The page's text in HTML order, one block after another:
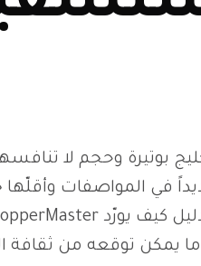
والدش
بوتيرة وحجم لا
في المواصفات
يمكن توقعه من ثقافة